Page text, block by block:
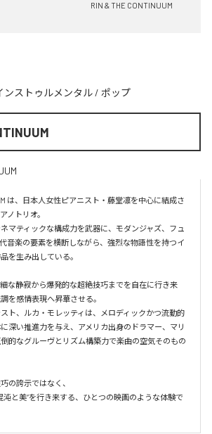
RIN & THE CONTINUUM
ンストゥルメンタル / ポップ
は、日本人女性ピアニスト・藤堂凛を中心に結成さ
ノトリオ。
マティックな構成力を武器に、モダンジャズ、フュ
音楽の要素を横断しながら、強烈な物語性を持つイ
を生み出している。
な静寂から爆発的な超絶技巧までを自在に行き来
を感情表現へ昇華させる。
ト、ルカ・モレッティは、メロディックかつ流動的
深い推進力を与え、アメリカ出身のドラマー、マリ
的なグルーヴとリズム構築力で楽曲の空気そのもの
の誇示ではなく、
沌と美”を行き来する、ひとつの映画のような体験で